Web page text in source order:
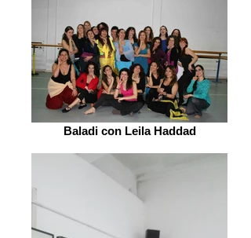
Baladi con Leila Haddad